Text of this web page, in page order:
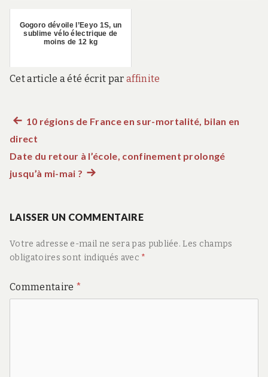
Gogoro dévoile l’Eeyo 1S, un
sublime vélo électrique de
moins de 12 kg
Cet article a été écrit par affinite
Navigation
de
Article
précédent :
10 régions de France en sur-mortalité, bilan en
direct
Date du retour à l’école, confinement prolongé
jusqu’à mi-mai ? Article
LAISSER UN COMMENTAIRE
Votre adresse e-mail ne sera pas publiée. Les champs
obligatoires sont indiqués avec *
Commentaire *